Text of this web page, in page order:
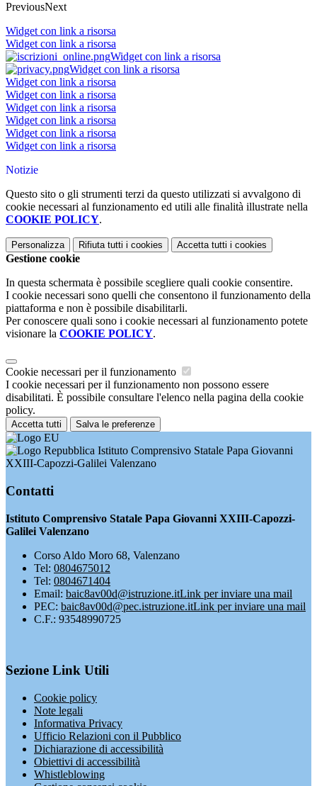
PreviousNext
Widget con link a risorsa
Widget con link a risorsa
Widget con link a risorsa
Widget con link a risorsa
Widget con link a risorsa
Widget con link a risorsa
Widget con link a risorsa
Widget con link a risorsa
Widget con link a risorsa
Widget con link a risorsa
Notizie
Questo sito o gli strumenti terzi da questo utilizzati si avvalgono di
cookie necessari al funzionamento ed utili alle finalità illustrate nella
COOKIE POLICY.
Personalizza Rifiuta tutti i cookies Accetta tutti i cookies
Gestione cookie
In questa schermata è possibile scegliere quali cookie consentire.
I cookie necessari sono quelli che consentono il funzionamento della
piattaforma e non è possibile disabilitarli.
Per conoscere quali sono i cookie necessari al funzionamento potete
visionare la COOKIE POLICY.
Cookie necessari per il funzionamento
I cookie necessari per il funzionamento non possono essere
disabilitati. È possibile consultare l'elenco nella pagina della cookie
policy.
Accetta tutti Salva le preferenze
Istituto Comprensivo Statale Papa Giovanni
XXIII-Capozzi-Galilei Valenzano
Contatti
Istituto Comprensivo Statale Papa Giovanni XXIII-Capozzi-
Galilei Valenzano
Corso Aldo Moro 68, Valenzano
Tel: 0804675012
Tel: 0804671404
Email: baic8av00d@istruzione.itLink per inviare una mail
PEC: baic8av00d@pec.istruzione.itLink per inviare una mail
C.F.: 93548990725
Sezione Link Utili
Cookie policy
Note legali
Informativa Privacy
Ufficio Relazioni con il Pubblico
Dichiarazione di accessibilità
Obiettivi di accessibilità
Whistleblowing